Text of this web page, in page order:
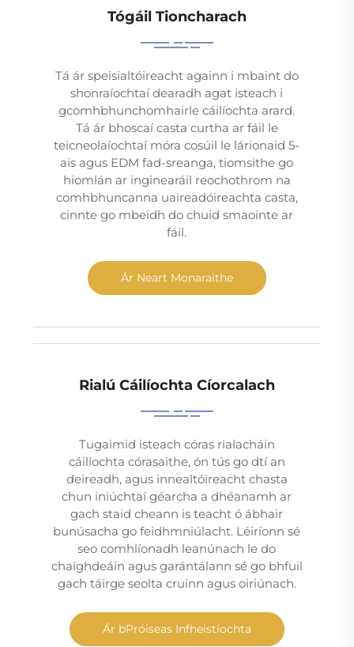
Tógáil Tioncharach
Tá ár speisialtóireacht againn i mbaint do
shonraíochtaí dearadh agat isteach i
gcomhbhunchomhairle cáilíochta arard.
Tá ár bhoscaí casta curtha ar fáil le
teicneolaíochtaí móra cosúil le lárionaid 5-
ais agus EDM fad-sreanga, tiomsithe go
hiomlán ar inginearáil reochothrom na
comhbhuncanna uaireadóireachta casta,
cinnte go mbeidh do chuid smaointe ar
fáil.
Ár Neart Monaraithe
Rialú Cáilíochta Cíorcalach
Tugaimid isteach córas rialacháin
cáilíochta córasaithe, ón tús go dtí an
deireadh, agus innealtóireacht chasta
chun iniúchtaí géarcha a dhéanamh ar
gach staid cheann is teacht ó ábhair
bunúsacha go feidhmniúlacht. Léiríonn sé
seo comhlíonadh leanúnach le do
chaighdeáin agus garántálann sé go bhfuil
gach táirge seolta cruinn agus oiriúnach.
Ár bPróiseas Infheistíochta